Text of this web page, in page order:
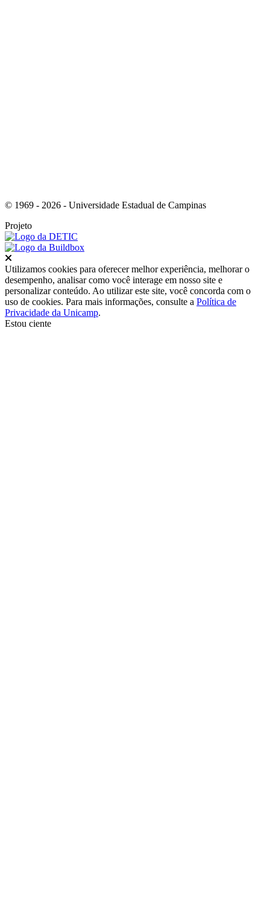
© 1969 - 2026 - Universidade Estadual de Campinas
Projeto
Utilizamos cookies para oferecer melhor experiência, melhorar o
desempenho, analisar como você interage em nosso site e
personalizar conteúdo. Ao utilizar este site, você concorda com o
uso de cookies. Para mais informações, consulte a Política de
Privacidade da Unicamp.
Estou ciente